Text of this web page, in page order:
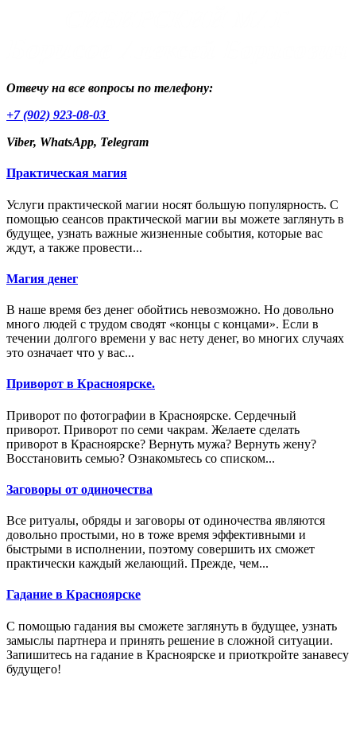
Отвечу на все вопросы по телефону:
+7 (902) 923-08-03
Viber, WhatsApp, Telegram
Практическая магия
Услуги практической магии носят большую популярность. С
помощью сеансов практической магии вы можете заглянуть в
будущее, узнать важные жизненные события, которые вас
ждут, а также провести...
Магия денег
В наше время без денег обойтись невозможно. Но довольно
много людей с трудом сводят «концы с концами». Если в
течении долгого времени у вас нету денег, во многих случаях
это означает что у вас...
Приворот в Красноярске.
Приворот по фотографии в Красноярске. Сердечный
приворот. Приворот по семи чакрам. Желаете сделать
приворот в Красноярске? Вернуть мужа? Вернуть жену?
Восстановить семью? Ознакомьтесь со списком...
Заговоры от одиночества
Все ритуалы, обряды и заговоры от одиночества являются
довольно простыми, но в тоже время эффективными и
быстрыми в исполнении, поэтому совершить их сможет
практически каждый желающий. Прежде, чем...
Гадание в Красноярске
С помощью гадания вы сможете заглянуть в будущее, узнать
замыслы партнера и принять решение в сложной ситуации.
Запишитесь на гадание в Красноярске и приоткройте занавесу
будущего!